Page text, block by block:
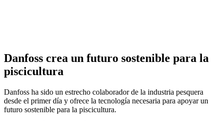
Danfoss crea un futuro sostenible para la
piscicultura
Danfoss ha sido un estrecho colaborador de la industria pesquera
desde el primer día y ofrece la tecnología necesaria para apoyar un
futuro sostenible para la piscicultura.